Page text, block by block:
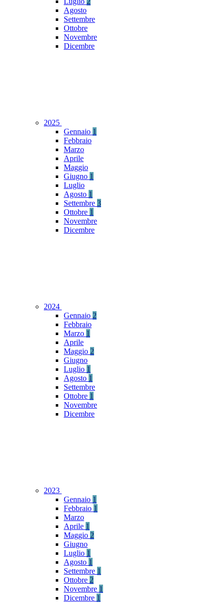
Agosto
Settembre
Ottobre
Novembre
Dicembre
2025
Gennaio 1
Febbraio
Marzo
Aprile
Maggio
Giugno 1
Luglio
Agosto 1
Settembre 3
Ottobre 1
Novembre
Dicembre
2024
Gennaio 2
Febbraio
Marzo 1
Aprile
Maggio 2
Giugno
Luglio 1
Agosto 1
Settembre
Ottobre 1
Novembre
Dicembre
2023
Gennaio 1
Febbraio 1
Marzo
Aprile 1
Maggio 2
Giugno
Luglio 1
Agosto 1
Settembre 1
Ottobre 2
Novembre 1
Dicembre 1